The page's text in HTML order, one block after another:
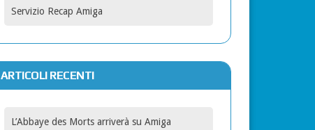
Servizio Recap Amiga
ARTICOLI RECENTI
L’Abbaye des Morts arriverà su Amiga